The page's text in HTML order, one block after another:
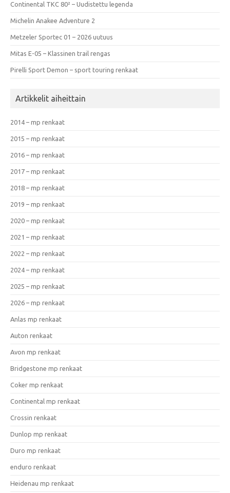
Continental TKC 80² – Uudistettu legenda
Michelin Anakee Adventure 2
Metzeler Sportec 01 – 2026 uutuus
Mitas E-05 – Klassinen trail rengas
Pirelli Sport Demon – sport touring renkaat
Artikkelit aiheittain
2014 – mp renkaat
2015 – mp renkaat
2016 – mp renkaat
2017 – mp renkaat
2018 – mp renkaat
2019 – mp renkaat
2020 – mp renkaat
2021 – mp renkaat
2022 – mp renkaat
2024 – mp renkaat
2025 – mp renkaat
2026 – mp renkaat
Anlas mp renkaat
Auton renkaat
Avon mp renkaat
Bridgestone mp renkaat
Coker mp renkaat
Continental mp renkaat
Crossin renkaat
Dunlop mp renkaat
Duro mp renkaat
enduro renkaat
Heidenau mp renkaat